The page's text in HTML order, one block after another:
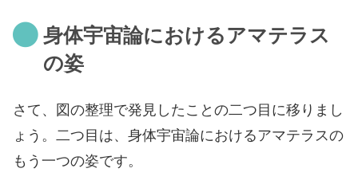
身体宇宙論におけるアマテラス
の姿
さて、図の整理で発見したことの二つ目に移りまし
ょう。二つ目は、身体宇宙論におけるアマテラスの
もう一つの姿です。